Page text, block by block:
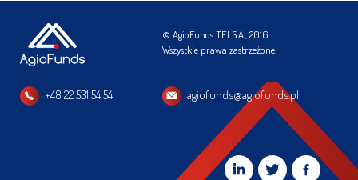
© AgioFunds TFI S.A., 2016.
Wszystkie prawa zastrzeżone.
+48 22 531 54 54 agiofunds@agiofunds.pl